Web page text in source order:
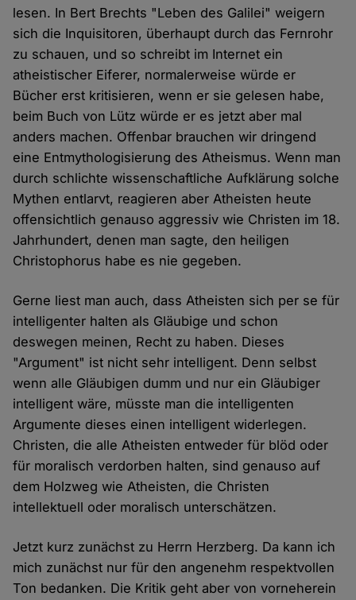
lesen. In Bert Brechts "Leben des Galilei" weigern
sich die Inquisitoren, überhaupt durch das Fernrohr
zu schauen, und so schreibt im Internet ein
atheistischer Eiferer, normalerweise würde er
Bücher erst kritisieren, wenn er sie gelesen habe,
beim Buch von Lütz würde er es jetzt aber mal
anders machen. Offenbar brauchen wir dringend
eine Entmythologisierung des Atheismus. Wenn man
durch schlichte wissenschaftliche Aufklärung solche
Mythen entlarvt, reagieren aber Atheisten heute
offensichtlich genauso aggressiv wie Christen im 18.
Jahrhundert, denen man sagte, den heiligen
Christophorus habe es nie gegeben.
Gerne liest man auch, dass Atheisten sich per se für
intelligenter halten als Gläubige und schon
deswegen meinen, Recht zu haben. Dieses
"Argument" ist nicht sehr intelligent. Denn selbst
wenn alle Gläubigen dumm und nur ein Gläubiger
intelligent wäre, müsste man die intelligenten
Argumente dieses einen intelligent widerlegen.
Christen, die alle Atheisten entweder für blöd oder
für moralisch verdorben halten, sind genauso auf
dem Holzweg wie Atheisten, die Christen
intellektuell oder moralisch unterschätzen.
Jetzt kurz zunächst zu Herrn Herzberg. Da kann ich
mich zunächst nur für den angenehm respektvollen
Ton bedanken. Die Kritik geht aber von vorneherein